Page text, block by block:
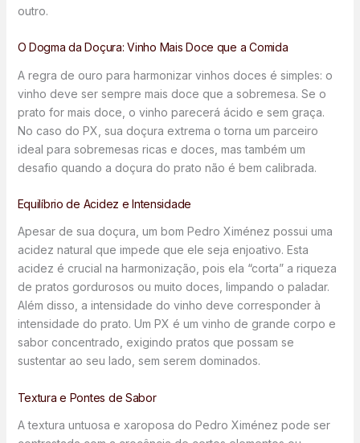
outro.
O Dogma da Doçura: Vinho Mais Doce que a Comida
A regra de ouro para harmonizar vinhos doces é simples: o
vinho deve ser sempre mais doce que a sobremesa. Se o
prato for mais doce, o vinho parecerá ácido e sem graça.
No caso do PX, sua doçura extrema o torna um parceiro
ideal para sobremesas ricas e doces, mas também um
desafio quando a doçura do prato não é bem calibrada.
Equilíbrio de Acidez e Intensidade
Apesar de sua doçura, um bom Pedro Ximénez possui uma
acidez natural que impede que ele seja enjoativo. Esta
acidez é crucial na harmonização, pois ela “corta” a riqueza
de pratos gordurosos ou muito doces, limpando o paladar.
Além disso, a intensidade do vinho deve corresponder à
intensidade do prato. Um PX é um vinho de grande corpo e
sabor concentrado, exigindo pratos que possam se
sustentar ao seu lado, sem serem dominados.
Textura e Pontes de Sabor
A textura untuosa e xaroposa do Pedro Ximénez pode ser